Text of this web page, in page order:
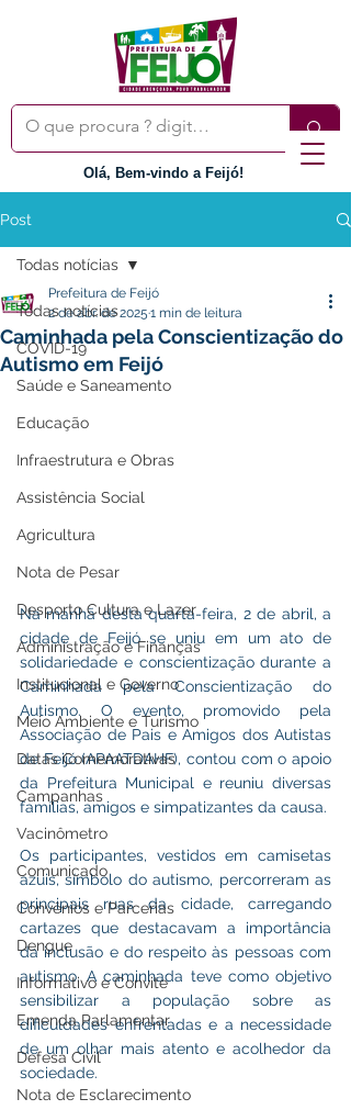
Olá, Bem-vindo a Feijó!
Post
Todas notícias
COVID-19
Saúde e Saneamento
Educação
Infraestrutura e Obras
Assistência Social
Agricultura
Nota de Pesar
Desporto Cultura e Lazer
Administração e Finanças
Institucional e Governo
Meio Ambiente e Turismo
Datas Comemorativas
Campanhas
Vacinômetro
Comunicado
Convênios e Parcerias
Dengue
Informativo e Convite
Emenda Parlamentar
Defesa Civil
Nota de Esclarecimento
Todas notícias
Caminhada pela Conscientização do
Autismo em Feijó
Prefeitura de Feijó
2 de abr. de 2025 1 min de leitura
Na manhã desta quarta-feira, 2 de abril, a
cidade de Feijó se uniu em um ato de
solidariedade e conscientização durante a
Caminhada pela Conscientização do
Autismo. O evento, promovido pela
Associação de Pais e Amigos dos Autistas
de Feijó (APAATDAHF), contou com o apoio
da Prefeitura Municipal e reuniu diversas
famílias, amigos e simpatizantes da causa.
Os participantes, vestidos em camisetas
azuis, símbolo do autismo, percorreram as
principais ruas da cidade, carregando
cartazes que destacavam a importância
da inclusão e do respeito às pessoas com
autismo. A caminhada teve como objetivo
sensibilizar a população sobre as
dificuldades enfrentadas e a necessidade
de um olhar mais atento e acolhedor da
sociedade.